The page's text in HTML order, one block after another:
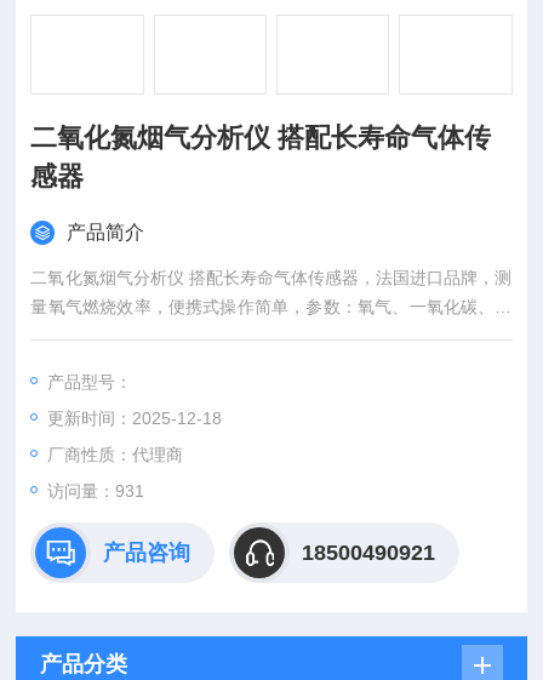
二氧化氮烟气分析仪 搭配长寿命气体传
感器
产品简介
二氧化氮烟气分析仪 搭配长寿命气体传感器，法国进口品牌，测
量氧气燃烧效率，便携式操作简单，参数：氧气、一氧化碳、二
氧化碳，Si-CA 030一氧化碳烟气分析仪为工程师检查和维护燃
自动生成数据和图表报告。可用于冷凝壁挂炉及小型燃烧设备的
调试和检测。
产品型号：
更新时间：2025-12-18
厂商性质：代理商
访问量：931
产品咨询 18500490921
产品分类